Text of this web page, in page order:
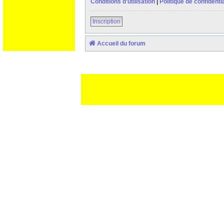
Conditions d’utilisation
Politique de
Inscription
Accueil du forum